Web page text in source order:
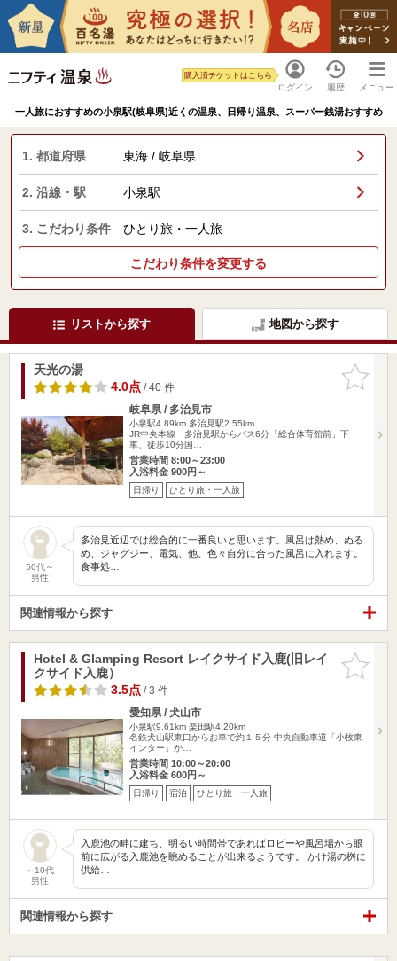
ログイン
購入済チケットはこちら
履歴 メニュー
一人旅におすすめの小泉駅(岐阜県)近くの温泉、日帰り温泉、スーパー銭湯おすすめ
1. 都道府県 東海 / 岐阜県
2. 沿線・駅 小泉駅
3. こだわり条件 ひとり旅・一人旅
こだわり条件を変更する
リストから探す 地図から探す
お気に入
りに追加
天光の湯
4.0点/ 40 件
岐阜県 / 多治見市
小泉駅4.89km 多治見駅2.55km
JR中央本線 多治見駅からバス6分「総合体育館前」下
車、徒歩10分国…
営業時間 8:00～23:00
入浴料金 900円～
日帰り ひとり旅・一人旅
50代～
男性
多治見近辺では総合的に一番良いと思います。風呂は熱め、ぬる
め、ジャグジー、電気、他、色々自分に合った風呂に入れます。
食事処…
関連情報から探す
お気に入
りに追加
Hotel & Glamping Resort レイクサイド入鹿(旧レイ
クサイド入鹿）
3.5点/ 3 件
愛知県 / 犬山市
小泉駅9.61km 楽田駅4.20km
名鉄犬山駅東口からお車で約１５分 中央自動車道「小牧東
インター」か…
営業時間 10:00～20:00
入浴料金 600円～
日帰り 宿泊 ひとり旅・一人旅
～10代
男性
入鹿池の畔に建ち、明るい時間帯であればロビーや風呂場から眼
前に広がる入鹿池を眺めることが出来るようです。 かけ湯の桝に
供給…
関連情報から探す